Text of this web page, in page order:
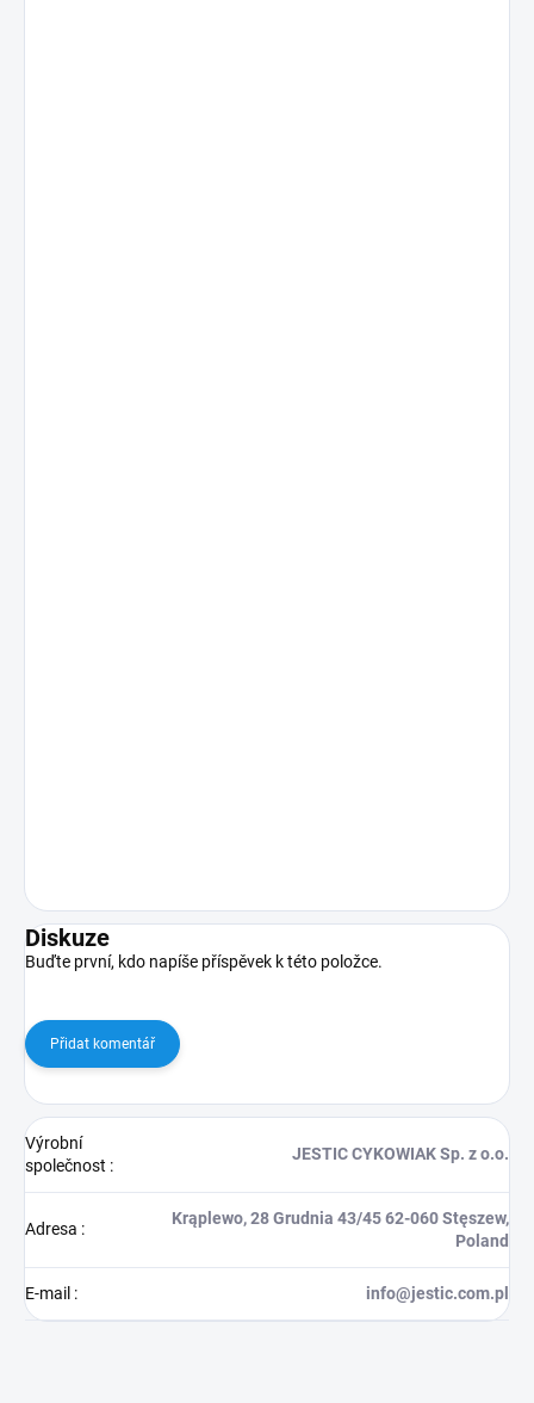
Diskuze
Buďte první, kdo napíše příspěvek k této položce.
Přidat komentář
Výrobní
společnost :
JESTIC CYKOWIAK Sp. z o.o.
Adresa :
Krąplewo, 28 Grudnia 43/45 62-060 Stęszew,
Poland
E-mail : info@jestic.com.pl